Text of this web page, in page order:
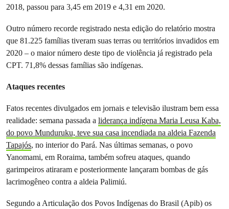
2018, passou para 3,45 em 2019 e 4,31 em 2020.
Outro número recorde registrado nesta edição do relatório mostra
que 81.225 famílias tiveram suas terras ou territórios invadidos em
2020 – o maior número deste tipo de violência já registrado pela
CPT. 71,8% dessas famílias são indígenas.
Ataques recentes
Fatos recentes divulgados em jornais e televisão ilustram bem essa
realidade: semana passada a liderança indígena Maria Leusa Kaba,
do povo Munduruku, teve sua casa incendiada na aldeia Fazenda
Tapajós, no interior do Pará. Nas últimas semanas, o povo
Yanomami, em Roraima, também sofreu ataques, quando
garimpeiros atiraram e posteriormente lançaram bombas de gás
lacrimogêneo contra a aldeia Palimiú.
Segundo a Articulação dos Povos Indígenas do Brasil (Apib) os